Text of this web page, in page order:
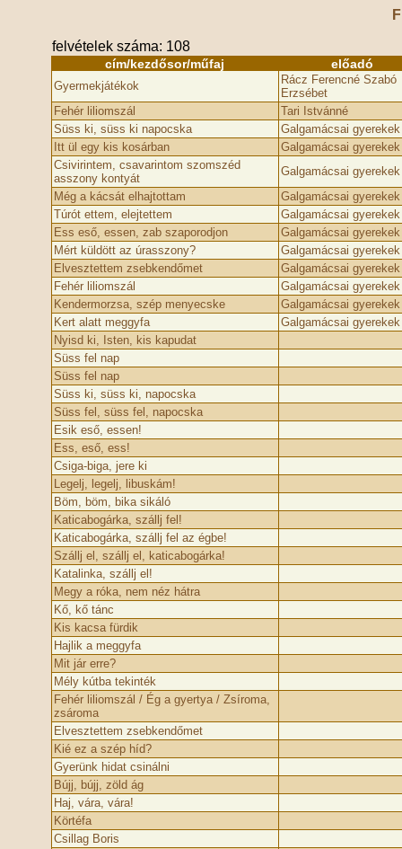
felvételek száma: 108
cím/kezdősor/műfaj előadó
Gyermekjátékok
Rácz Ferencné Szabó
Erzsébet
Fehér liliomszál
Tari Istvánné
Süss ki, süss ki napocska
Galgamácsai gyerekek
Itt ül egy kis kosárban
Galgamácsai gyerekek
Csivirintem, csavarintom szomszéd
asszony kontyát
Galgamácsai gyerekek
Még a kácsát elhajtottam
Galgamácsai gyerekek
Túrót ettem, elejtettem
Galgamácsai gyerekek
Ess eső, essen, zab szaporodjon
Galgamácsai gyerekek
Mért küldött az úrasszony?
Galgamácsai gyerekek
Elvesztettem zsebkendőmet
Galgamácsai gyerekek
Fehér liliomszál
Galgamácsai gyerekek
Kendermorzsa, szép menyecske
Galgamácsai gyerekek
Kert alatt meggyfa
Galgamácsai gyerekek
Nyisd ki, Isten, kis kapudat
Süss fel nap
Süss fel nap
Süss ki, süss ki, napocska
Süss fel, süss fel, napocska
Esik eső, essen!
Ess, eső, ess!
Csiga-biga, jere ki
Legelj, legelj, libuskám!
Böm, böm, bika sikáló
Katicabogárka, szállj fel!
Katicabogárka, szállj fel az égbe!
Szállj el, szállj el, katicabogárka!
Katalinka, szállj el!
Megy a róka, nem néz hátra
Kő, kő tánc
Kis kacsa fürdik
Hajlik a meggyfa
Mit jár erre?
Mély kútba tekinték
Fehér liliomszál / Ég a gyertya / Zsíroma,
zsároma
Elvesztettem zsebkendőmet
Kié ez a szép híd?
Gyerünk hidat csinálni
Bújj, bújj, zöld ág
Haj, vára, vára!
Körtéfa
Csillag Boris